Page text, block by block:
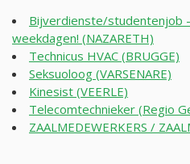
Bijverdienste/studentenjob
weekdagen! (NAZARETH)
Technicus HVAC (BRUGGE)
Seksuoloog (VARSENARE)
Kinesist (VEERLE)
Telecomtechnieker (Regio
ZAALMEDEWERKERS /